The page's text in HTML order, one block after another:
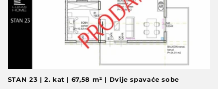
STAN 23 | 2. kat | 67,58 m² | Dvije spavaće sobe